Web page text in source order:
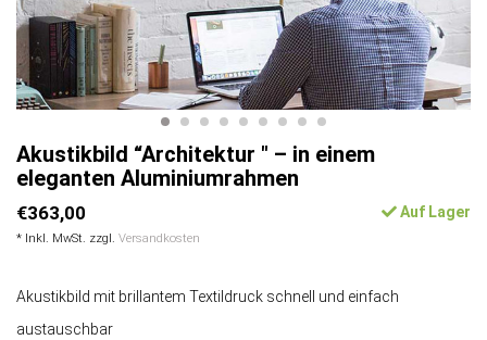
Akustikbild “Architektur " – in einem
eleganten Aluminiumrahmen
€363,00
* Inkl. MwSt. zzgl. Versandkosten
Auf Lager
Akustikbild mit brillantem Textildruck schnell und einfach
austauschbar